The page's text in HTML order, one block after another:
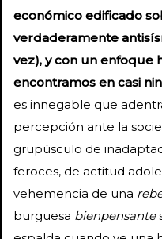
económico edificado
verdaderamente
vez), y con un enfoque
encontramos en casi
es innegable que
percepción ante la
grupúsculo de
feroces, de actitud
vehemencia de una
burguesa bienpensante